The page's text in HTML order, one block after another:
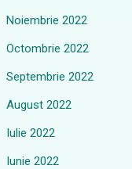
Noiembrie 2022
Octombrie 2022
Septembrie 2022
August 2022
Iulie 2022
Iunie 2022